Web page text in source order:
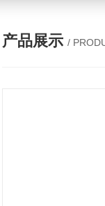
产品展示 /